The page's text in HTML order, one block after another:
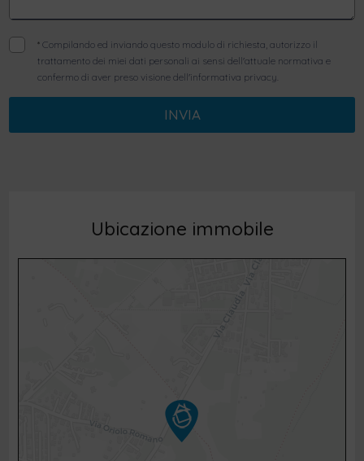
*Compilando ed inviando questo modulo di richiesta, autorizzo il
trattamento dei miei dati personali ai sensi dell'attuale normativa e
confermo di aver preso visione dell'informativa privacy.
INVIA
Ubicazione immobile